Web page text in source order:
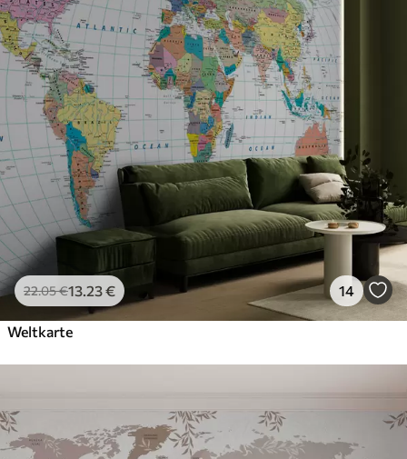
22.05€13 .23€ 14
Weltkarte